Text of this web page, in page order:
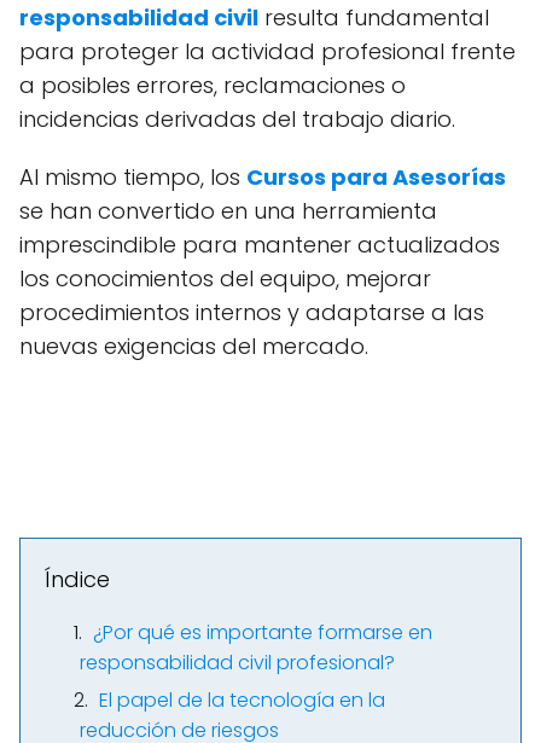
responsabilidad civil resulta fundamental
para proteger la actividad profesional frente
a posibles errores, reclamaciones o
incidencias derivadas del trabajo diario.
Al mismo tiempo, los Cursos para Asesorías
se han convertido en una herramienta
imprescindible para mantener actualizados
los conocimientos del equipo, mejorar
procedimientos internos y adaptarse a las
nuevas exigencias del mercado.
Índice
¿Por qué es importante formarse en
responsabilidad civil profesional?
El papel de la tecnología en la
reducción de riesgos